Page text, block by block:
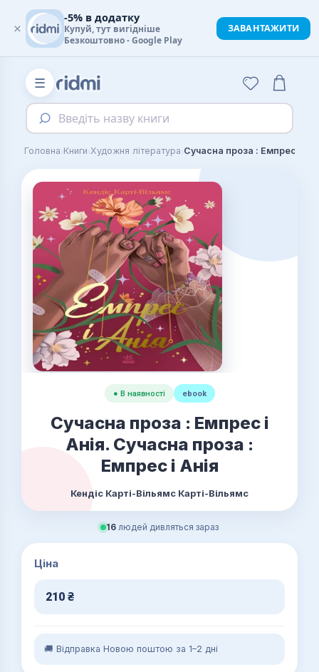
☰
Введіть назву книги
Головна›Книги›Художня література›
● В наявності ebook
Сучасна проза : Емпрес і
Анія. Сучасна проза :
Емпрес і Анія
Кендіс Карті-Вільямс Карті-Вільямс
16 людей дивляться зараз
Ціна
210 ₴
🚚 Відправка Новою поштою за 1–2 дні
×
-5% в додатку
Купуй, тут вигідніше
Безкоштовно - Google Play
ЗАВАНТАЖИТИ